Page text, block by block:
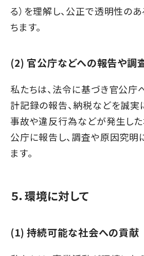
る）を理解し、公正で透明性の
ちます。
(2) 官公庁などへの報告や調
私たちは、法令に基づき官公庁
計記録の報告、納税などを誠実
事故や違反行為などが発生し
公庁に報告し、調査や原因究
ます。
５．環境に対して
(1) 持続可能な社会への貢献